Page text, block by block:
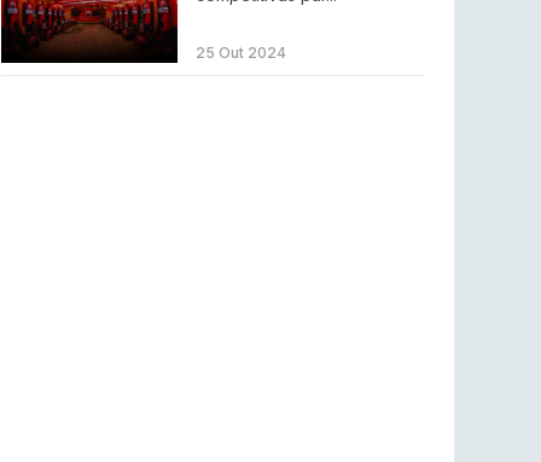
MOUZ surpreende Spirit para vencer BLAST
Bounty
25 Out 2024